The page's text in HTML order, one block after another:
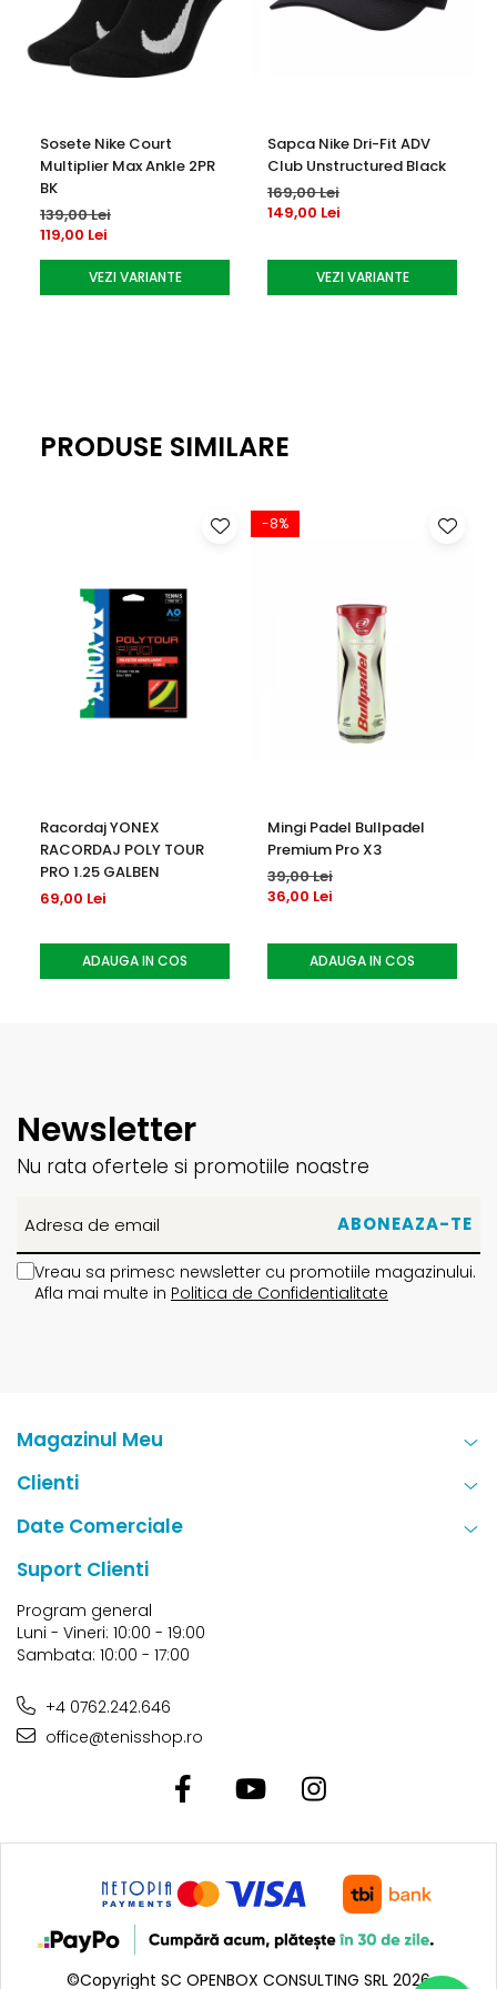
rapid
Tip: Pantofi de tenis pentru barbati, teren de zgura
Greutate: Usoara, pentru agilitate si viteza pe teren
Sosete Nike Court
Multiplier Max Ankle 2PR
BK
139,00 Lei
119,00 Lei
VEZI VARIANTE
Sapca Nike Dri-Fit ADV
Club Unstructured Black
169,00 Lei
149,00 Lei
VEZI VARIANTE
PRODUSE SIMILARE
Racordaj YONEX
RACORDAJ POLY TOUR
PRO 1.25 GALBEN
69,00 Lei
ADAUGA IN COS
-8%
Mingi Padel Bullpadel
Premium Pro X3
39,00 Lei
36,00 Lei
ADAUGA IN COS
Newsletter
Nu rata ofertele si promotiile noastre
Vreau sa primesc newsletter cu promotiile magazinului.
Afla mai multe in Politica de Confidentialitate
Magazinul Meu
Clienti
Date Comerciale
Suport Clienti
Program general
Luni - Vineri: 10:00 - 19:00
Sambata: 10:00 - 17:00
+4 0762.242.646
office@tenisshop.ro
©Copyright SC OPENBOX CONSULTING SRL 2026